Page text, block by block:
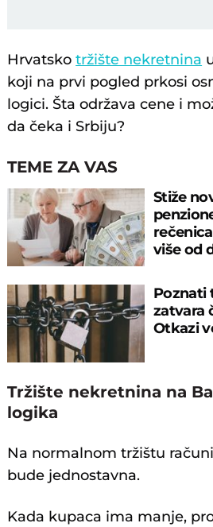
Hrvatskotržište nekretnina
koji na prvi pogled prkosi
logici. Šta održava cene i
da čeka i Srbiju?
TEME ZA VAS
Stiže
više od
Poznati
zatvara
Otkazi
Tržište nekretnina na
logika
Na normalnom tržištu
bude jednostavna.
Kada kupaca ima manje,